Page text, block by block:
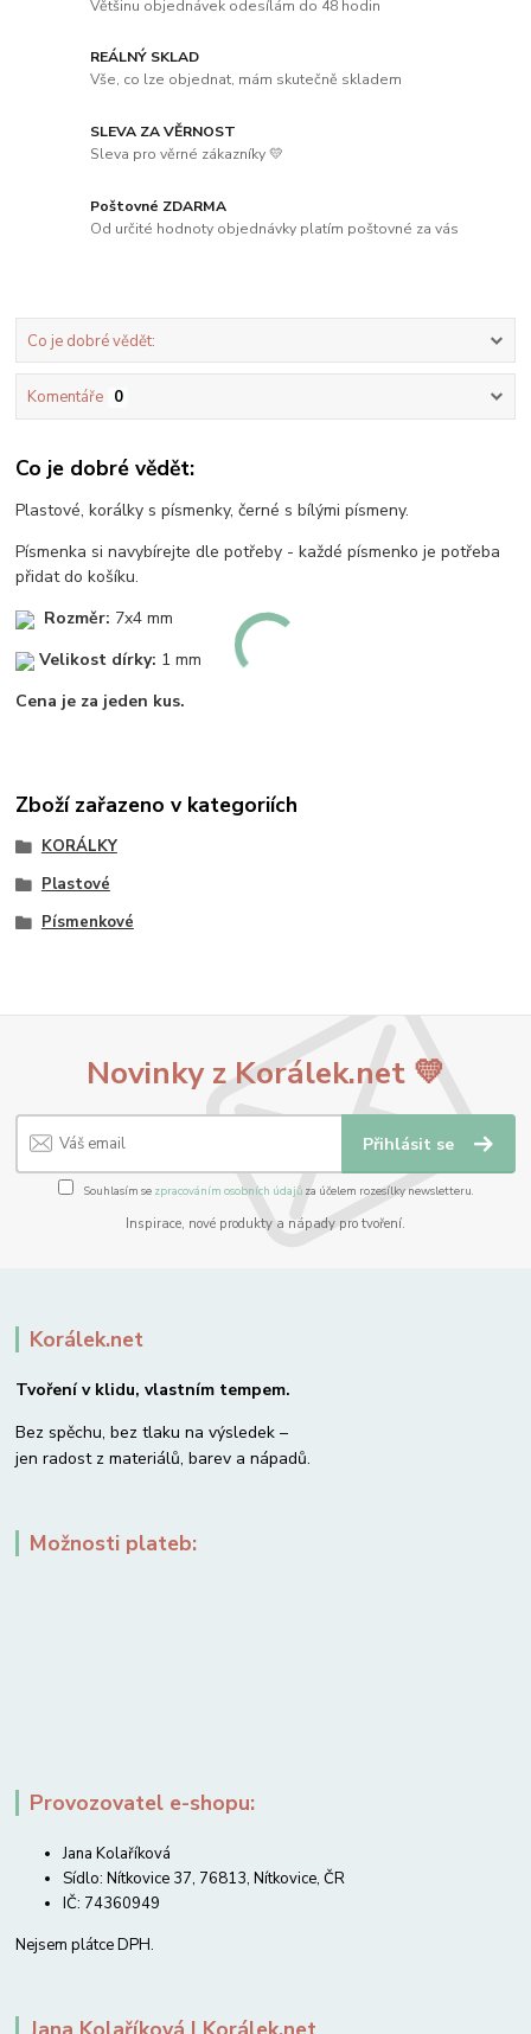
Většinu objednávek odesílám do 48 hodin
REÁLNÝ SKLAD
Vše, co lze objednat, mám skutečně skladem
SLEVA ZA VĚRNOST
Sleva pro věrné zákazníky 💛
Poštovné ZDARMA
Od určité hodnoty objednávky platím poštovné za vás
Co je dobré vědět:
Komentáře 0
Co je dobré vědět:
Plastové, korálky s písmenky, černé s bílými písmeny.
Písmenka si navybírejte dle potřeby - každé písmenko je potřeba
přidat do košíku.
Rozměr: 7x4 mm
Velikost dírky: 1 mm
Cena je za jeden kus.
Zboží zařazeno v kategoriích
KORÁLKY
Plastové
Písmenkové
Novinky z Korálek.net 💛
Přihlásit se
Souhlasím se zpracováním osobních údajůza účelem rozesílky newsletteru.
Inspirace, nové produkty a nápady pro tvoření.
Korálek.net
Tvoření v klidu, vlastním tempem.
Bez spěchu, bez tlaku na výsledek –
jen radost z materiálů, barev a nápadů.
Možnosti plateb:
Provozovatel e-shopu:
Jana Kolaříková
Sídlo: Nítkovice 37, 76813, Nítkovice, ČR
IČ: 74360949
Nejsem plátce DPH.